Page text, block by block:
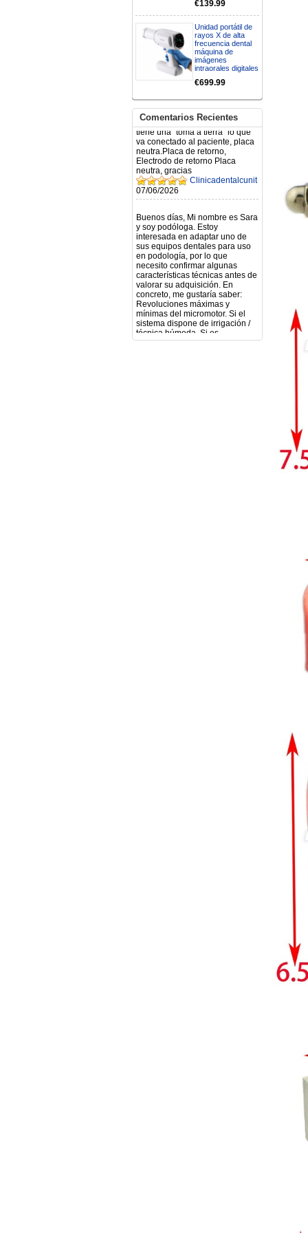
€139.99
Unidad portátil de
rayos X de alta
frecuencia dental
máquina de
imágenes
intraorales digitales
€699.99
Comentarios Recientes
BUENOS DIAS CUANDO
RECIBIRE MI PEDIDO,
GRACIAS
clinicadentalcunit
11/06/2026
Hola buenos días respecto al
Artículo. DDE0032580
tiene una "toma a tierra" lo que
va conectado al paciente, placa
neutra.Placa de retorno,
Electrodo de retorno Placa
neutra, gracias
Clinicadentalcunit
07/06/2026
Buenos días, Mi nombre es Sara
y soy podóloga. Estoy
sus equipos dentales para uso
en podología, por lo que
necesito confirmar algunas
características técnicas antes de
valorar su adquisición. En
concreto, me gustaría saber:
Revoluciones máximas y
mínimas del micromotor. Si el
sistema dispone de irrigación /
técnica húmeda. Si es
compatible con mango recto
(pieza recta para fresas de
podología). Velocidad del
mango recto. Si dispone de